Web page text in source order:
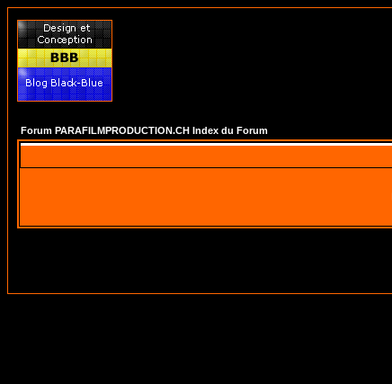
Forum PARAFILMPRODUCTION.CH Index du Forum